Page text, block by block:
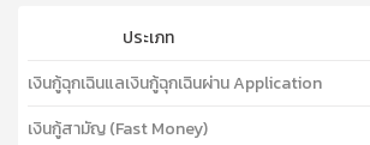
ประเภท
เงินกู้ฉุกเฉินแลเงินกู้ฉุกเฉินผ่าน Application
เงินกู้สามัญ (Fast Money)